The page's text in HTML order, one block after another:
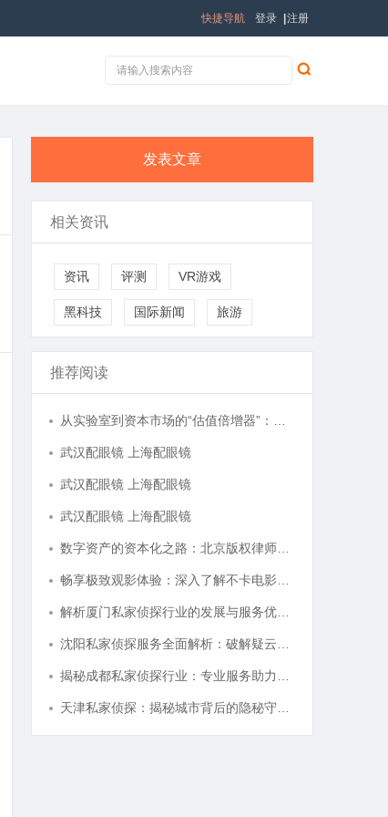
登录 注册
快捷导航
发表文章
相关资讯
资讯 评测 VR游戏
黑科技 国际新闻 旅游
推荐阅读
武汉配眼镜 上海配眼镜
武汉配眼镜 上海配眼镜
武汉配眼镜 上海配眼镜